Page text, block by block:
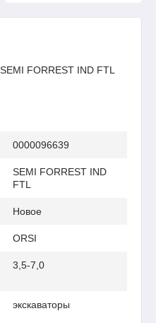
FORREST IND FTL
0000096639
SEMI FORREST IND
FTL
Новое
ORSI
3,5-7,0
экскаваторы